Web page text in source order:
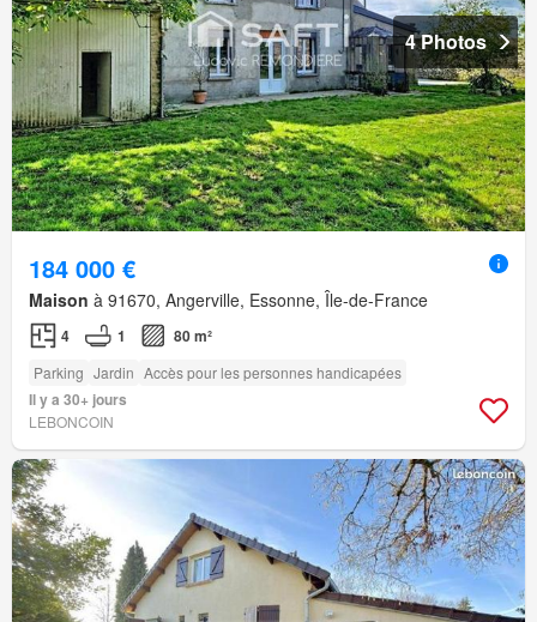
4 Photos
184 000 €
Maison à 91670, Angerville, Essonne, Île-de-France
4 1 80 m²
Parking Jardin Accès pour les personnes handicapées
Il y a 30+ jours
LEBONCOIN